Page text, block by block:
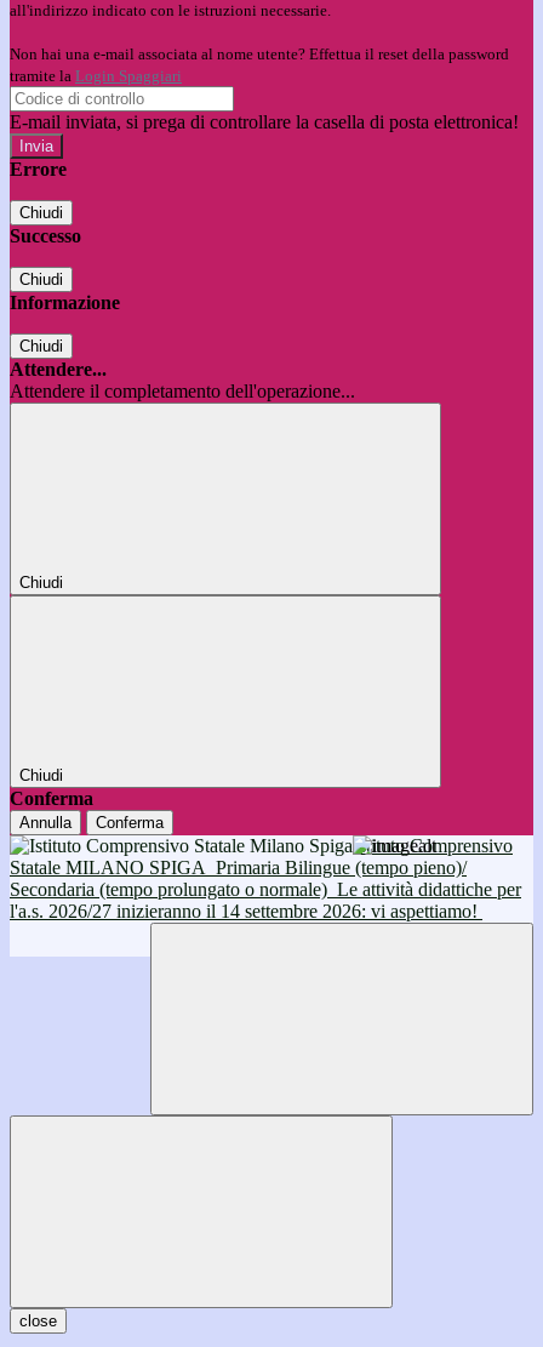
all'indirizzo indicato con le istruzioni necessarie.
Non hai una e-mail associata al nome utente? Effettua il reset della password
tramite la Login Spaggiari
E-mail inviata, si prega di controllare la casella di posta elettronica!
Errore
Chiudi
Successo
Chiudi
Informazione
Chiudi
Attendere...
Attendere il completamento dell'operazione...
Chiudi
Chiudi
Conferma
Annulla Conferma
Istituto Comprensivo
Statale MILANO SPIGA Primaria Bilingue (tempo pieno)/
Secondaria (tempo prolungato o normale) Le attività didattiche per
l'a.s. 2026/27 inizieranno il 14 settembre 2026: vi aspettiamo!
close